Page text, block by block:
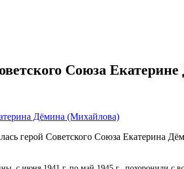
Союза
герой Советского Союза Екатерина